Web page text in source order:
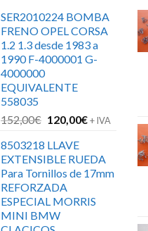
SER2010224 BOMBA
FRENO OPEL CORSA
1.2 1.3 desde 1983 a
1990 F-4000001 G-
4000000
EQUIVALENTE
558035
152,00€ El
original
era:
152,00€.
120,00€El
es:
120,00€.
+ IVA
8503218 LLAVE
EXTENSIBLE RUEDA
Para Tornillos de 17mm
REFORZADA
ESPECIAL MORRIS
MINI BMW